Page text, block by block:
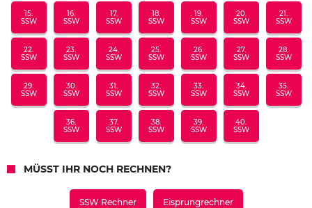
15.
SSW
16.
SSW
17.
SSW
18.
SSW
19.
SSW
20.
SSW
21.
SSW
22.
SSW
23.
SSW
24.
SSW
25.
SSW
26.
SSW
27.
SSW
28.
SSW
29.
SSW
30.
SSW
31.
SSW
32.
SSW
33.
SSW
34.
SSW
35.
SSW
36.
SSW
37.
SSW
38.
SSW
39.
SSW
40.
SSW
MÜSST IHR NOCH RECHNEN?
SSW Rechner Eisprungrechner